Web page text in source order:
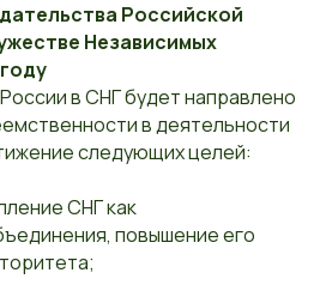
Российской
Независимых
в СНГ будет направлено
в деятельности
следующих целей:
СНГ как
повышение его